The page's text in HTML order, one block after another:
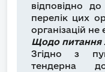
відповідно
перелік цих
організацій
Щодо питання
Згідно з
тендерна